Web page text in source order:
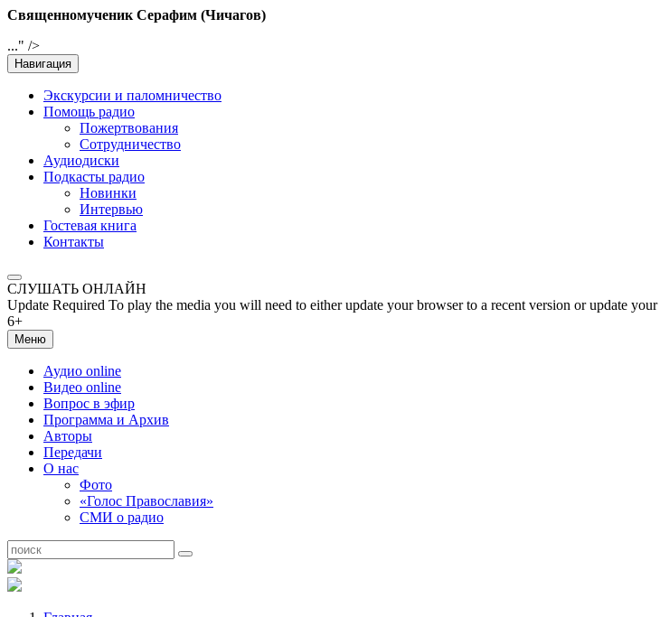
Священномученик Серафим (Чичагов)
..." />
Навигация
Экскурсии и паломничество
Помощь радио
Пожертвования
Сотрудничество
Аудиодиски
Подкасты радио
Новинки
Интервью
Гостевая книга
Контакты
СЛУШАТЬ ОНЛАЙН
Update Required To play the media you will need to either update your browser to a recent version or update your
6+
Меню
Аудио online
Видео online
Вопрос в эфир
Программа и Архив
Авторы
Передачи
О нас
Фото
«Голос Православия»
СМИ о радио